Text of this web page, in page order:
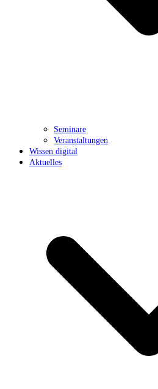
Seminare
Veranstaltungen
Wissen digital
Aktuelles